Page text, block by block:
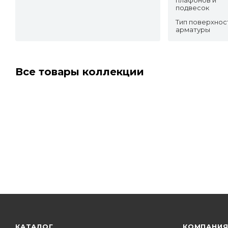
подвесок
Тип
арматуры
Все товары коллекции